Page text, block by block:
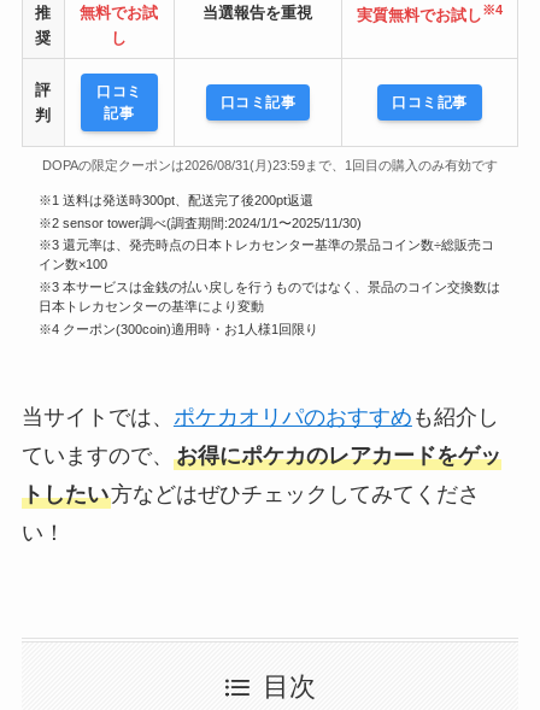
推
奨
無料でお試
し
当選報告を重視
実質無料でお試し※4
評
判
口コミ
記事
口コミ記事 口コミ記事
DOPAの限定クーポンは2026/08/31(月)23:59まで、1回目の購入のみ有効です
※1 送料は発送時300pt、配送完了後200pt返還
※2 sensor tower調べ(調査期間:2024/1/1〜2025/11/30)
※3 還元率は、発売時点の日本トレカセンター基準の景品コイン数÷総販売コ
イン数×100
※3 本サービスは金銭の払い戻しを行うものではなく、景品のコイン交換数は
日本トレカセンターの基準により変動
※4 クーポン(300coin)適用時・お1人様1回限り
当サイトでは、 ポケカオリパのおすすめ も紹介し
ていますので、 お得にポケカのレアカードをゲッ
トしたい方などはぜひチェックしてみてくださ
い！
目次